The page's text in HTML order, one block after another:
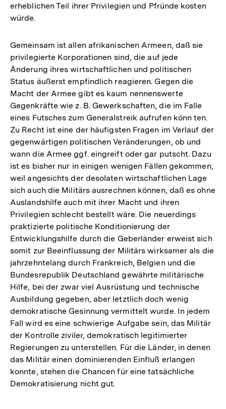
erheblichen Teil ihrer Privilegien und Pfründe kosten
würde.
Gemeinsam ist allen afrikanischen Armeen, daß sie
privilegierte Korporationen sind, die auf jede
Änderung ihres wirtschaftlichen und politischen
Status äußerst empfindlich reagieren. Gegen die
Macht der Armee gibt es kaum nennenswerte
Gegenkräfte wie z. B. Gewerkschaften, die im Falle
eines Futsches zum Generalstreik aufrufen könn­ ten.
Zu Recht ist eine der häufigsten Fragen im Verlauf der
gegenwärtigen politischen Veränderungen, ob und
wann die Armee ggf. eingreift oder gar putscht. Dazu
ist es bisher nur in einigen wenigen Fällen gekommen,
weil angesichts der desolaten wirtschaftlichen Lage
sich auch die Militärs ausrechnen können, daß es ohne
Auslandshilfe auch mit ihrer Macht und ihren
Privilegien schlecht bestellt wäre. Die neuerdings
praktizierte politische Konditionierung der
Entwicklungshilfe durch die Geberländer erweist sich
somit zur Beeinflussung der Militärs wirksamer als die
jahrzehntelang durch Frankreich, Belgien und die
Bundesrepublik Deutschland gewährte militärische
Hilfe, bei der zwar viel Ausrüstung und technische
Ausbildung gegeben, aber letztlich doch wenig
demokratische Gesinnung vermittelt wurde. In jedem
Fall wird es eine schwierige Aufgabe sein, das Militär
der Kontrolle ziviler, demokratisch legitimierter
Regierungen zu unterstellen. Für die Länder, in denen
das Militär einen dominierenden Einfluß erlangen
konnte, stehen die Chancen für eine tatsächliche
Demokratisierung nicht gut.